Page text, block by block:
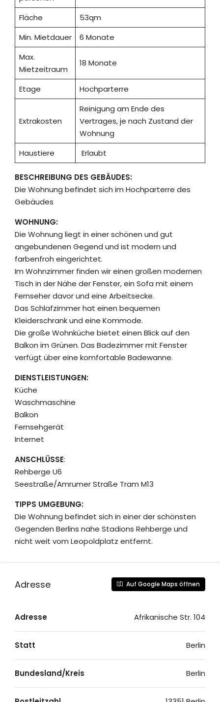
Fläche
53qm
Min. Mietdauer
6 Monate
Max.
Mietzeitraum
18 Monate
Etage Hochparterre
Extrakosten
Reinigung am Ende des
Vertrages, je nach Zustand der
Wohnung
Haustiere
Erlaubt
BESCHREIBUNG DES GEBÄUDES:
Die Wohnung befindet sich im Hochparterre des
Gebäudes
WOHNUNG:
Die Wohnung liegt in einer schönen und gut
angebundenen Gegend und ist modern und
farbenfroh eingerichtet.
Im Wohnzimmer finden wir einen großen modernen
Tisch in der Nähe der Fenster, ein Sofa mit einem
Fernseher davor und eine Arbeitsecke.
Das Schlafzimmer hat einen bequemen
Kleiderschrank und eine Kommode.
Die große Wohnküche bietet einen Blick auf den
Balkon im Grünen. Das Badezimmer mit Fenster
verfügt über eine komfortable Badewanne.
DIENSTLEISTUNGEN:
Küche
Waschmaschine
Balkon
Fernsehgerät
Internet
ANSCHLÜSSE:
Rehberge U6
Seestraße/Amrumer Straße Tram M13
TIPPS UMGEBUNG:
Die Wohnung befindet sich in einer der schönsten
Gegenden Berlins nahe Stadions Rehberge und
nicht weit vom Leopoldplatz entfernt.
Adresse Auf Google Maps öffnen
Adresse Afrikanische Str. 104
Statt Berlin
Bundesland/Kreis Berlin